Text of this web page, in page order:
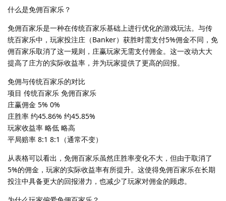
什么是免佣百家乐？
免佣百家乐是一种在传统百家乐基础上进行优化的游戏玩法。与传
统百家乐中，玩家投注庄（Banker）获胜时需支付5%佣金不同，免
佣百家乐取消了这一规则，庄赢玩家无需支付佣金。这一改动大大
提高了庄方的实际收益率，并为玩家提供了更高的回报。
免佣与传统百家乐的对比
项目 传统百家乐 免佣百家乐
庄赢佣金 5% 0%
庄胜率 约45.86% 约45.85%
玩家收益率 略低 略高
平局赔率 8:1 8:1（通常不变）
从表格可以看出，免佣百家乐虽然庄胜率变化不大，但由于取消了
5%的佣金，玩家的实际收益率有所提升。这使得免佣百家乐在长期
投注中具备更大的回报潜力，也减少了玩家对佣金的顾虑。